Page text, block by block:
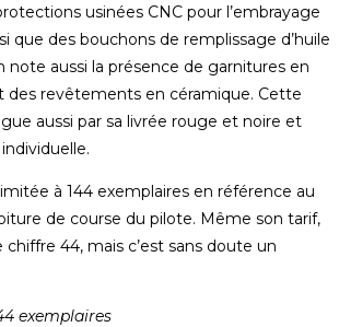
usinées CNC pour l’embrayage
que des bouchons de remplissage d’huile
note aussi la présence de garnitures en
des revêtements en céramique. Cette
aussi par sa livrée rouge et noire et
à 144 exemplaires en référence au
de course du pilote. Même son tarif,
44, mais c’est sans doute un
exemplaires